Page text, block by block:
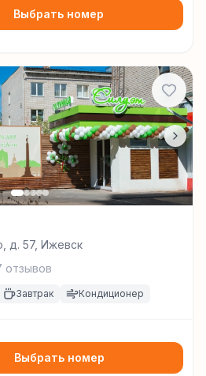
Выбрать номер
д. 57, Ижевск
отзывов
Завтрак Кондиционер
Выбрать номер